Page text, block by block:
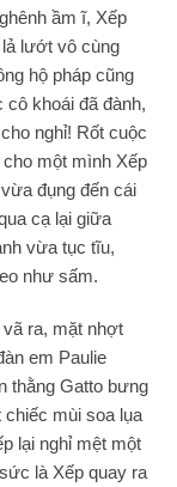
ầm ĩ, Xếp
lướt vô cùng
hộ pháp cũng
cô khoái đã đành,
nghỉ! Rốt cuộc
một mình Xếp
đụng đến cái
cạ lại giữa
vừa tục tĩu,
như sấm.
ra, mặt nhợt
em Paulie
thằng Gatto bưng
mùi soa lụa
lại nghỉ mệt một
là Xếp quay ra